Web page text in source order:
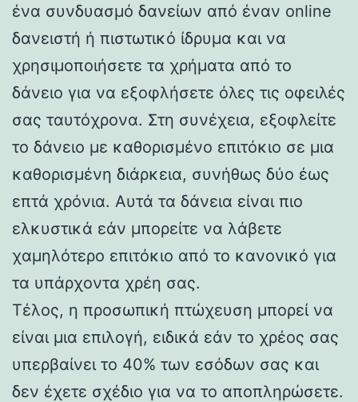
ένα συνδυασμό δανείων από έναν online
δανειστή ή πιστωτικό ίδρυμα και να
χρησιμοποιήσετε τα χρήματα από το
δάνειο για να εξοφλήσετε όλες τις οφειλές
σας ταυτόχρονα. Στη συνέχεια, εξοφλείτε
το δάνειο με καθορισμένο επιτόκιο σε μια
καθορισμένη διάρκεια, συνήθως δύο έως
επτά χρόνια. Αυτά τα δάνεια είναι πιο
ελκυστικά εάν μπορείτε να λάβετε
χαμηλότερο επιτόκιο από το κανονικό για
τα υπάρχοντα χρέη σας.
Τέλος, η προσωπική πτώχευση μπορεί να
είναι μια επιλογή, ειδικά εάν το χρέος σας
υπερβαίνει το 40% των εσόδων σας και
δεν έχετε σχέδιο για να το αποπληρώσετε.